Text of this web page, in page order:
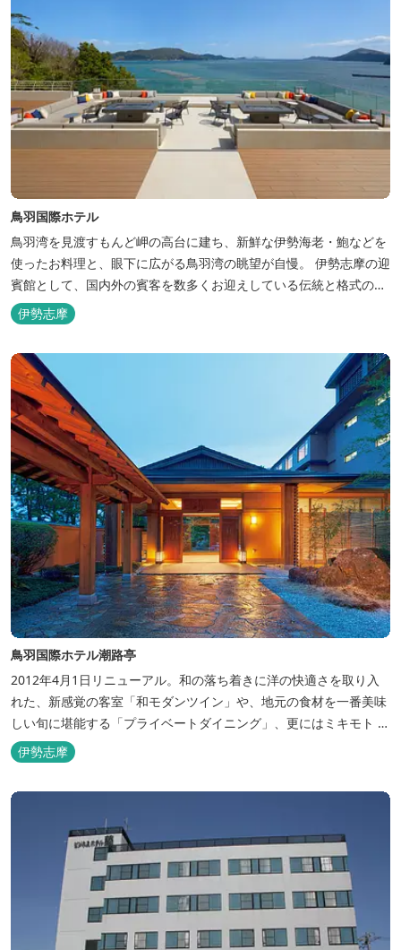
鳥羽国際ホテル
鳥羽湾を見渡すもんど岬の高台に建ち、新鮮な伊勢海老・鮑などを
使ったお料理と、眼下に広がる鳥羽湾の眺望が自慢。 伊勢志摩の迎
賓館として、国内外の賓客を数多くお迎えしている伝統と格式のあ
るホテルです。 【2024年3月25日リニューアル】 クラブラウンジ
アクセス付の新客室「オーシャンビュースイート・クラブ」が誕
ャンテラ...
伊勢志摩
鳥羽国際ホテル潮路亭
2012年4月1日リニューアル。和の落ち着きに洋の快適さを取り入
れた、新感覚の客室「和モダンツイン」や、地元の食材を一番美味
しい旬に堪能する「プライベートダイニング」、更にはミキモト コ
スメティックスとの提携により実現した、日本初の「パールオーロ
ラ風呂」が誕生。
伊勢志摩